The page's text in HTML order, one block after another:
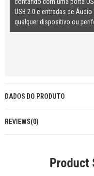
USB 2.0 e entradas de
qualquer dispositivo ou
DADOS DO PRODUTO
REVIEWS(0)
Product